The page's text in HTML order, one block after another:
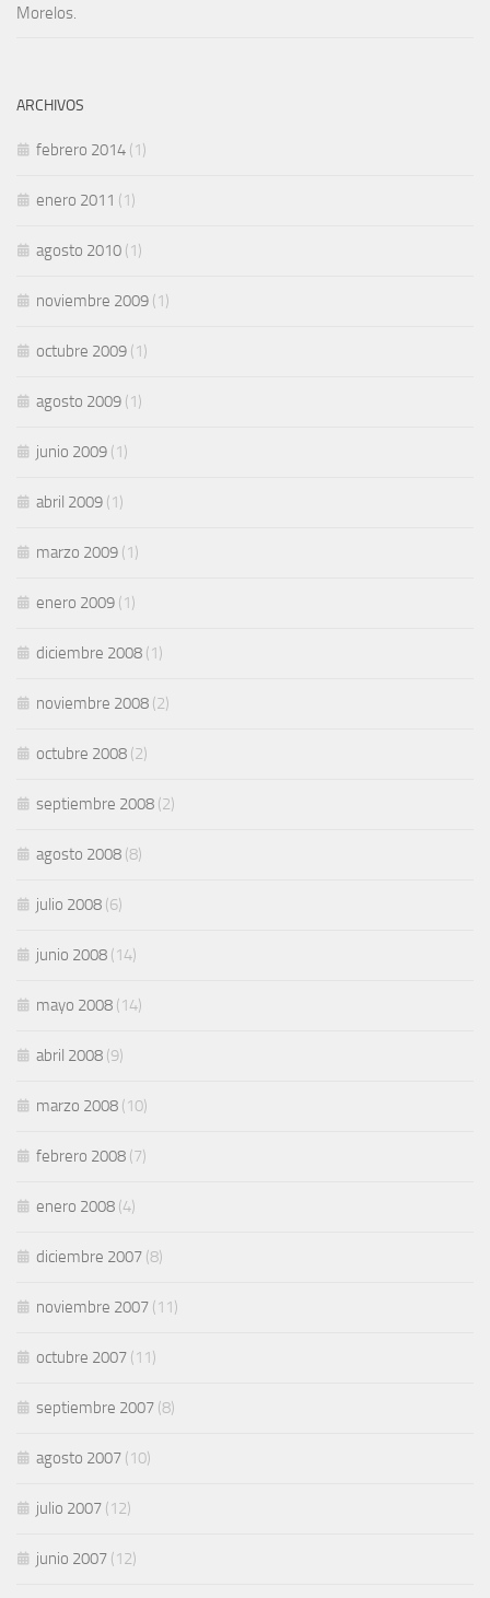
Morelos.
ARCHIVOS
febrero 2014 (1)
enero 2011 (1)
agosto 2010 (1)
noviembre 2009 (1)
octubre 2009 (1)
agosto 2009 (1)
junio 2009 (1)
abril 2009 (1)
marzo 2009 (1)
enero 2009 (1)
diciembre 2008 (1)
noviembre 2008 (2)
octubre 2008 (2)
septiembre 2008 (2)
agosto 2008 (8)
julio 2008 (6)
junio 2008 (14)
mayo 2008 (14)
abril 2008 (9)
marzo 2008 (10)
febrero 2008 (7)
enero 2008 (4)
diciembre 2007 (8)
noviembre 2007 (11)
octubre 2007 (11)
septiembre 2007 (8)
agosto 2007 (10)
julio 2007 (12)
junio 2007 (12)